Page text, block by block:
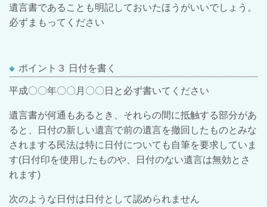
遺言書であることも明記しておいたほうがいいでしょう。
必ずまもってください
ポイント３ 日付を書く
平成〇〇年〇〇月〇〇日と必ず書いてください
遺言書が何通もあるとき、それらの間に抵触する部分があ
ると、日付の新しい遺言で前の遺言を撤回したものとみな
されまする民法は特に日付についても自筆を要求していま
す(日付印を使用したものや、日付のない遺言は無効とさ
れます)
次のような日付は日付として認められません